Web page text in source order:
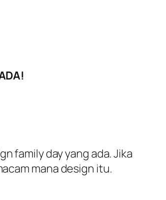
family dayyang ada. Jika
manadesign itu.